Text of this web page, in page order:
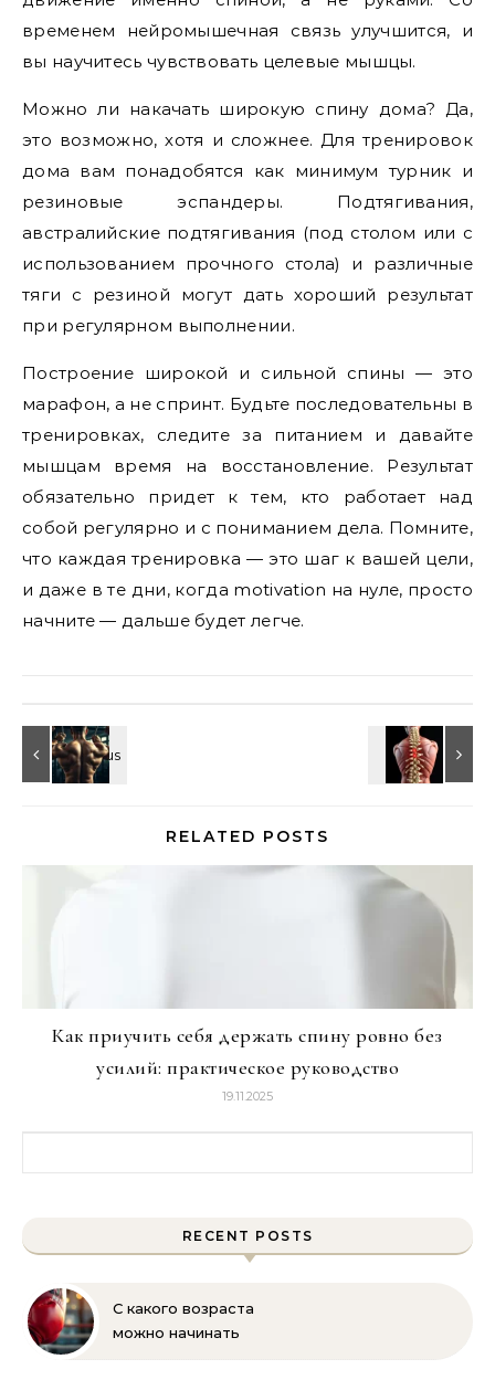
временем нейромышечная связь улучшится, и
вы научитесь чувствовать целевые мышцы.
Можно ли накачать широкую спину дома? Да,
это возможно, хотя и сложнее. Для тренировок
дома вам понадобятся как минимум турник и
резиновые эспандеры. Подтягивания,
австралийские подтягивания (под столом или с
использованием прочного стола) и различные
тяги с резиной могут дать хороший результат
при регулярном выполнении.
Построение широкой и сильной спины — это
марафон, а не спринт. Будьте последовательны в
тренировках, следите за питанием и давайте
мышцам время на восстановление. Результат
обязательно придет к тем, кто работает над
собой регулярно и с пониманием дела. Помните,
что каждая тренировка — это шаг к вашей цели,
и даже в те дни, когда motivation на нуле, просто
начните — дальше будет легче.
RELATED POSTS
Как приучить себя держать спину ровно без
усилий: практическое руководство
19.11.2025
RECENT POSTS
С какого возраста
можно начинать